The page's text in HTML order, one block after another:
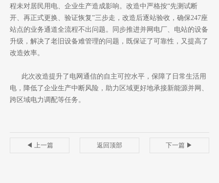
程未对居民用电、企业生产造成影响。改造中严格按“先测试断
开、再正式更换、验证恢复”三步走，改造后逐站验收，确保247座
站点的业务通道全流程不出问题。同步推进并网电厂、电站的设备
升级，解决了老旧设备难管理的问题，既保证了可靠性，又提高了
改造效率。
此次改造提升了电网通信的自主可控水平，保障了日常生活用
电，降低了企业生产中断风险，助力区域更好地承接新能源并网、
跨区域电力调配等任务。
◀ 上一篇 返回顶部 下一篇 ▶